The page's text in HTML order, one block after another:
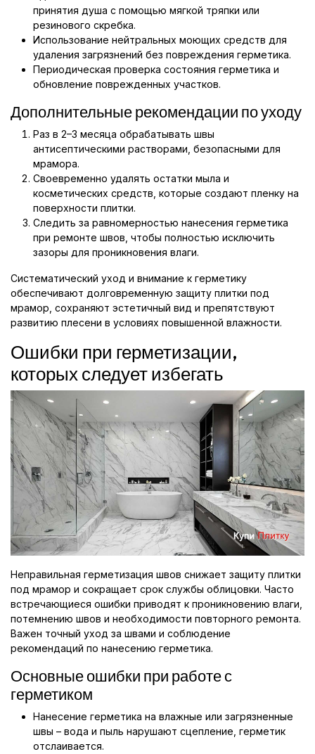
принятия душа с помощью мягкой тряпки или
резинового скребка.
Использование нейтральных моющих средств для
удаления загрязнений без повреждения герметика.
Периодическая проверка состояния герметика и
обновление поврежденных участков.
Дополнительные рекомендации по уходу
Раз в 2–3 месяца обрабатывать швы
антисептическими растворами, безопасными для
мрамора.
Своевременно удалять остатки мыла и
косметических средств, которые создают пленку на
поверхности плитки.
Следить за равномерностью нанесения герметика
при ремонте швов, чтобы полностью исключить
зазоры для проникновения влаги.
Систематический уход и внимание к герметику
обеспечивают долговременную защиту плитки под
мрамор, сохраняют эстетичный вид и препятствуют
развитию плесени в условиях повышенной влажности.
Ошибки при герметизации,
которых следует избегать
Неправильная герметизация швов снижает защиту плитки
под мрамор и сокращает срок службы облицовки. Часто
встречающиеся ошибки приводят к проникновению влаги,
потемнению швов и необходимости повторного ремонта.
Важен точный уход за швами и соблюдение
рекомендаций по нанесению герметика.
Основные ошибки при работе с
герметиком
Нанесение герметика на влажные или загрязненные
швы – вода и пыль нарушают сцепление, герметик
отслаивается.